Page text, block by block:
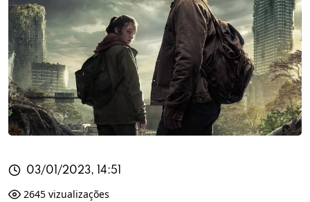
03/01/2023, 14:51
2645 vizualizações